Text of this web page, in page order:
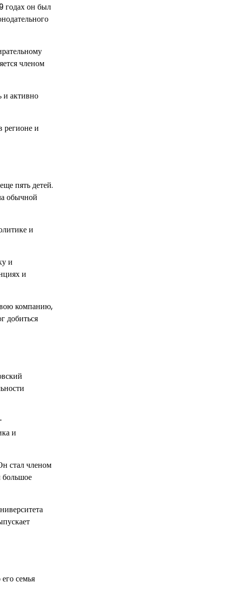
годах он был
членом
и активно
регионе и
пять детей.
обычной
и
и
и
компанию,
добиться
и
стал членом
большое
семья